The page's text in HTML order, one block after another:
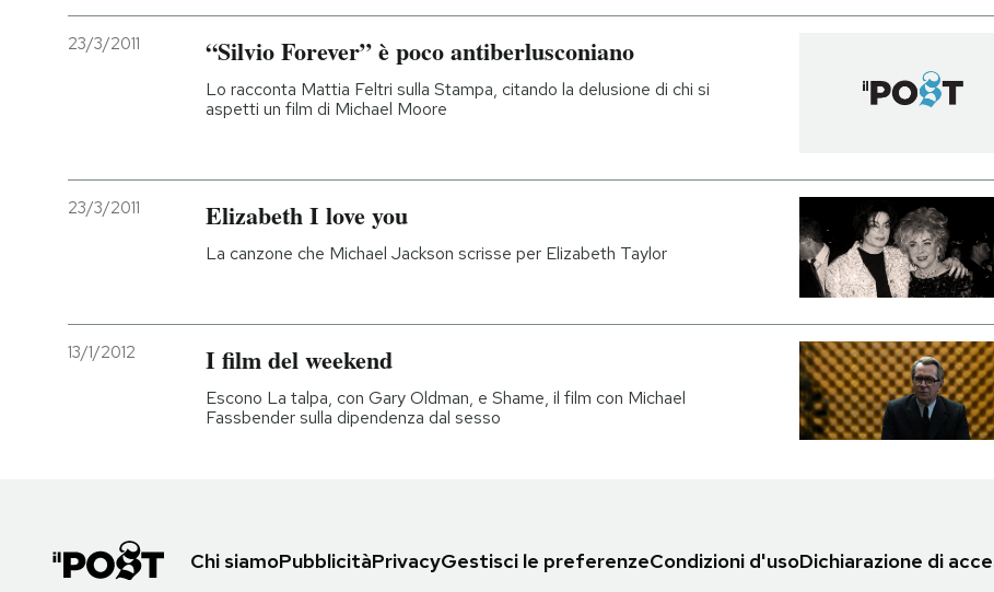
23/3/2011 “Silvio Forever” è poco antiberlusconiano
Lo racconta Mattia Feltri sulla Stampa, citando la delusione di chi si
aspetti un film di Michael Moore
23/3/2011 Elizabeth I love you
La canzone che Michael Jackson scrisse per Elizabeth Taylor
13/1/2012 I film del weekend
Escono La talpa, con Gary Oldman, e Shame, il film con Michael
Fassbender sulla dipendenza dal sesso
Chi siamoPubblicitàPrivacyGestisci le preferenzeCondizioni d'usoDichiarazione di